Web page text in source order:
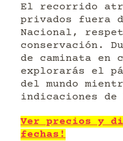
El recorrido
privados fuera
Nacional,
conservación.
de caminata
explorarás el
del mundo
indicaciones
Ver precios y
fechas!